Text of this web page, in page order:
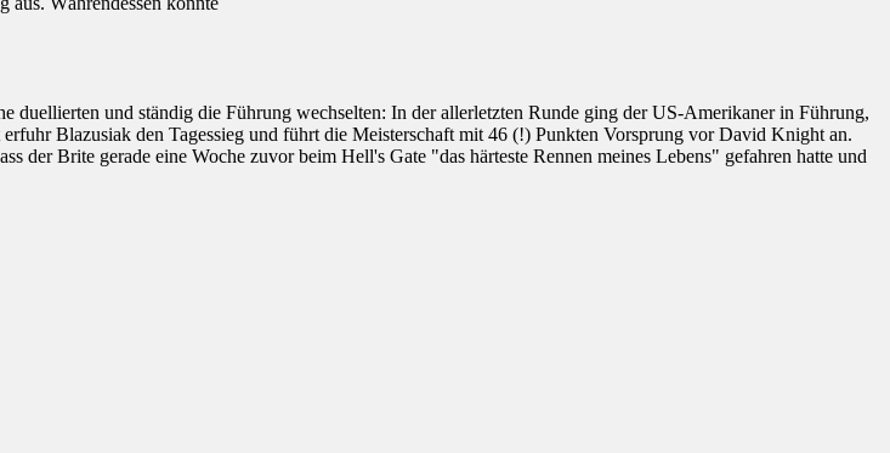
und ständig die Führung wechselten: In der allerletzten Runde ging der US-Amerikaner in Führung,
Blazusiak den Tagessieg und führt die Meisterschaft mit 46 (!) Punkten Vorsprung vor David Knight an.
der Brite gerade eine Woche zuvor beim Hell's Gate "das härteste Rennen meines Lebens" gefahren hatte und